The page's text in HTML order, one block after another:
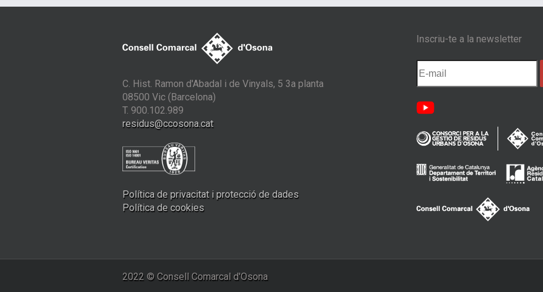
C. Hist. Ramon d'Abadal i de Vinyals, 5 3a planta
08500 Vic (Barcelona)
T. 900.102.989
residus@ccosona.cat
Política de privacitat i protecció de dades
Política de cookies
Inscriu-te a la newsletter
2022 © Consell Comarcal d'Osona